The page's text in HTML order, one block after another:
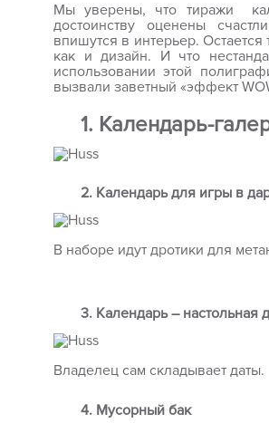
Мы уверены, что тиражи
достоинству оценены
впишутся в интерьер.
как и дизайн. И что
использовании этой
вызвали заветный «эффект
1. Календарь-
2. Календарь для игры в
В наборе идут дротики для
3. Календарь – настольная
Владелец сам складывает даты.
4. Мусорный бак